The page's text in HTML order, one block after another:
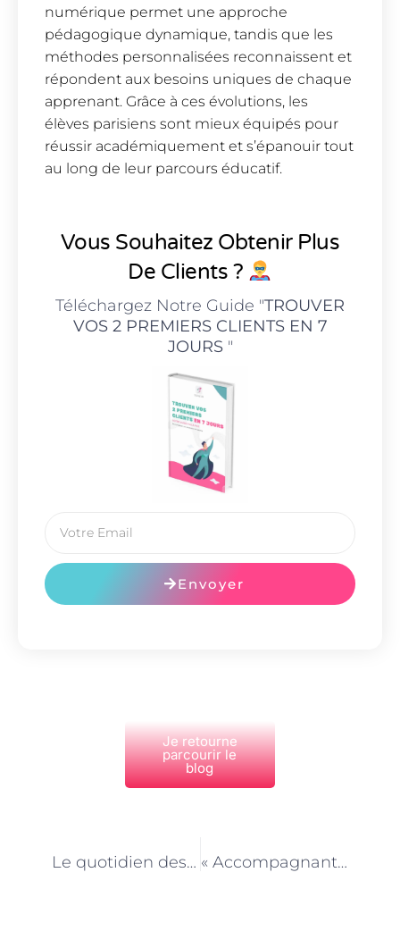
numérique permet une approche
pédagogique dynamique, tandis que les
méthodes personnalisées reconnaissent et
répondent aux besoins uniques de chaque
apprenant. Grâce à ces évolutions, les
élèves parisiens sont mieux équipés pour
réussir académiquement et s’épanouir tout
au long de leur parcours éducatif.
Vous Souhaitez Obtenir Plus
De Clients ?
Téléchargez Notre Guide "TROUVER
VOS 2 PREMIERS CLIENTS EN 7
JOURS"
Envoyer
Je retourne
parcourir le
blog
Le quotidien des aides à domicile à Paris : entre accompagnement et écoute « Accompagnant scolaire à Paris : un soutien pour les élèves en difficulté sociale »